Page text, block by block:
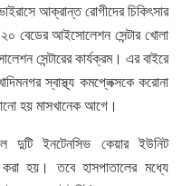
আক্রান্ত রোগীদের চিকিৎসার
বেডের আইসোলেশন সেন্টার খোলা
সেন্টারের কার্যক্রম। এর বাইরে
স্বাস্থ্য কমপ্লেক্সকে করোনা
হয় মাসখানেক আগে।
দুটি ইনটেনসিভ কেয়ার ইউনিট
হয়। তবে হাসপাতালের মধ্যে